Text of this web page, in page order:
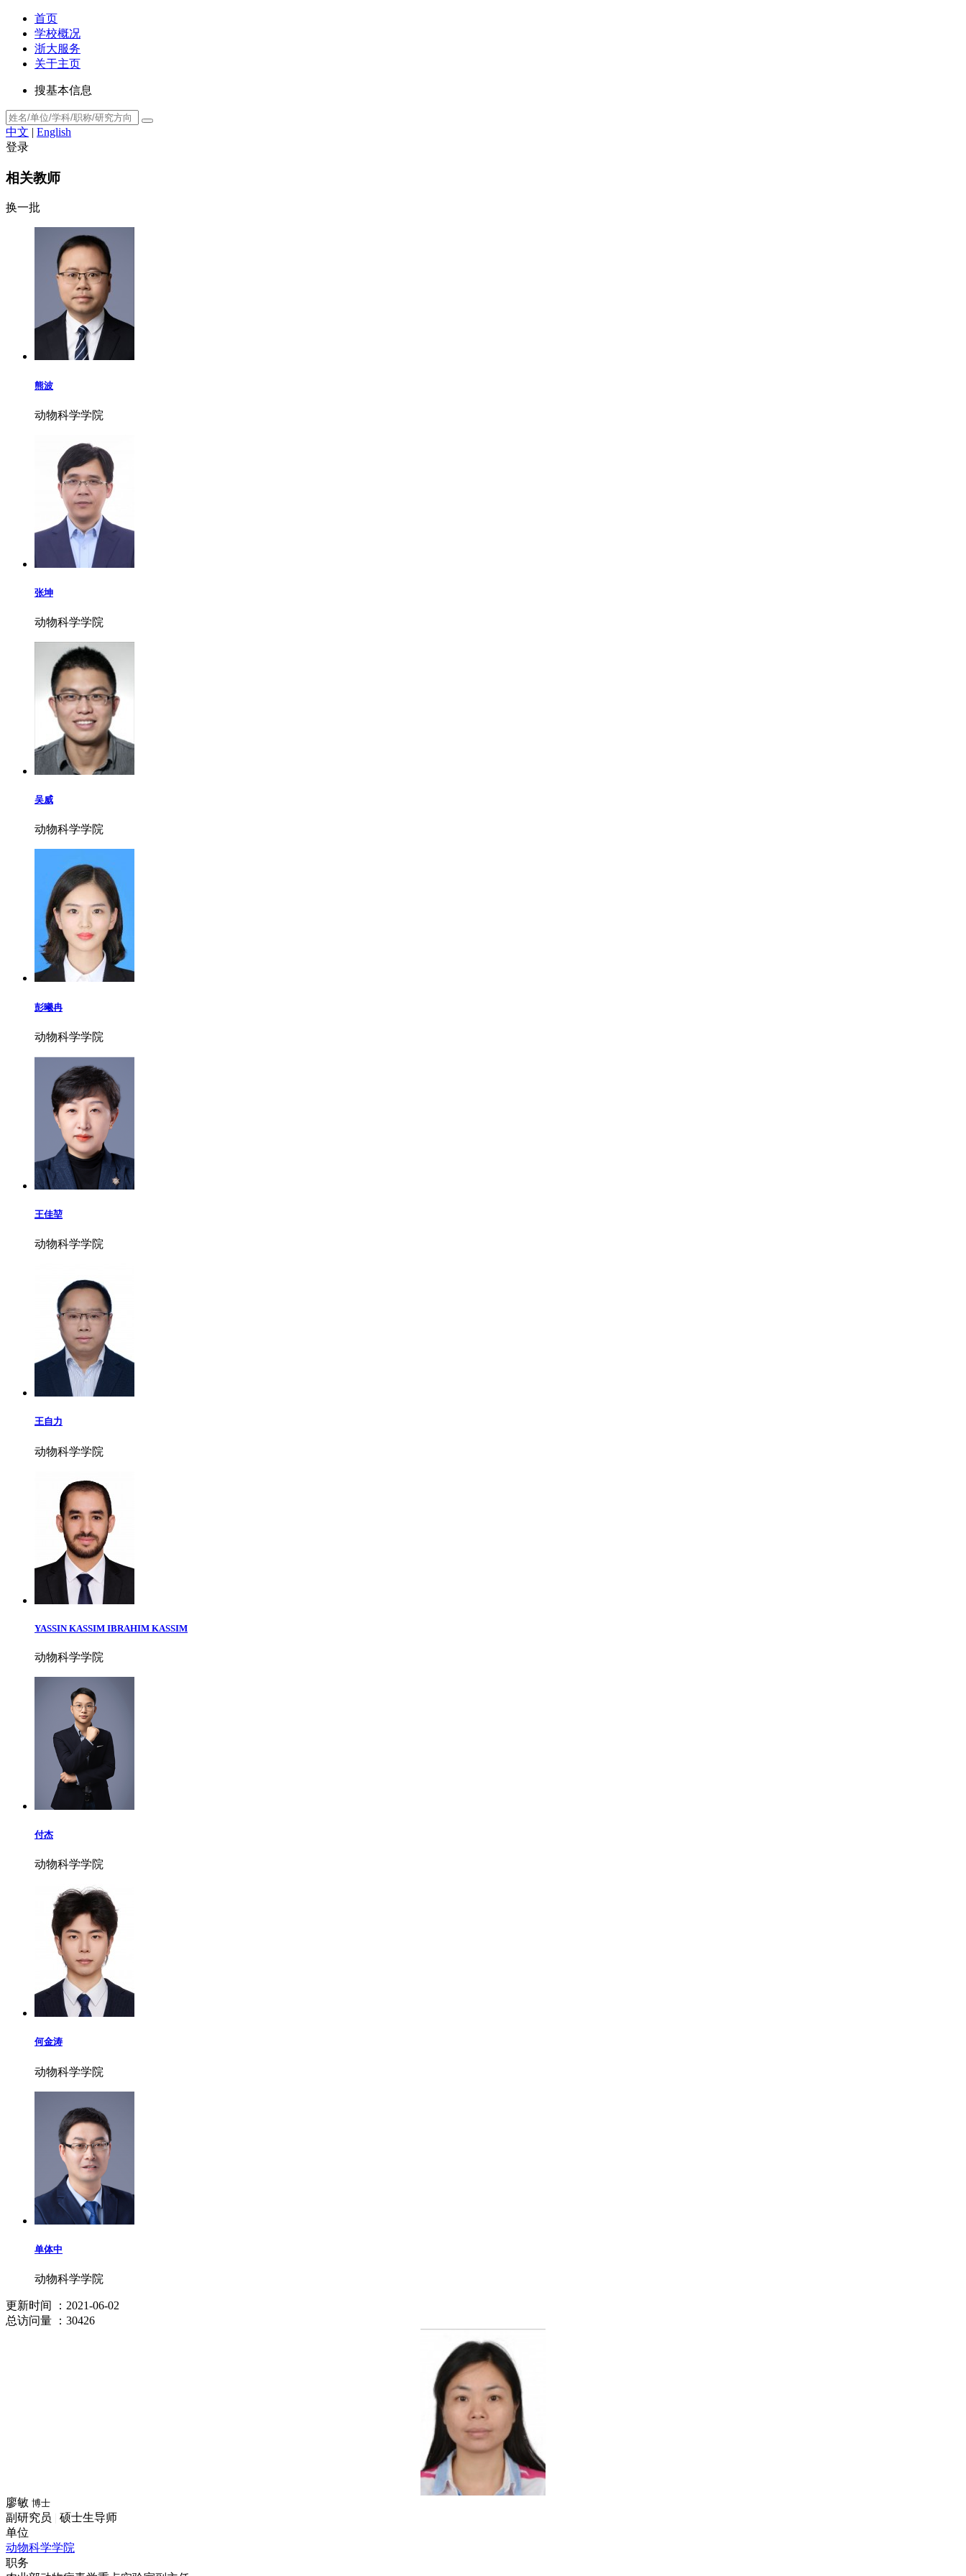
首页
学校概况
浙大服务
关于主页
搜基本信息
中文 | English
登录
相关教师
换一批
熊波
动物科学学院
张坤
动物科学学院
吴威
动物科学学院
彭曦冉
动物科学学院
王佳堃
动物科学学院
王自力
动物科学学院
YASSIN KASSIM IBRAHIM KASSIM
动物科学学院
付杰
动物科学学院
何金涛
动物科学学院
单体中
动物科学学院
更新时间
：2021-06-02
总访问量 ：30426
廖敏 博士
副研究员
硕士生导师
单位
动物科学学院
职务